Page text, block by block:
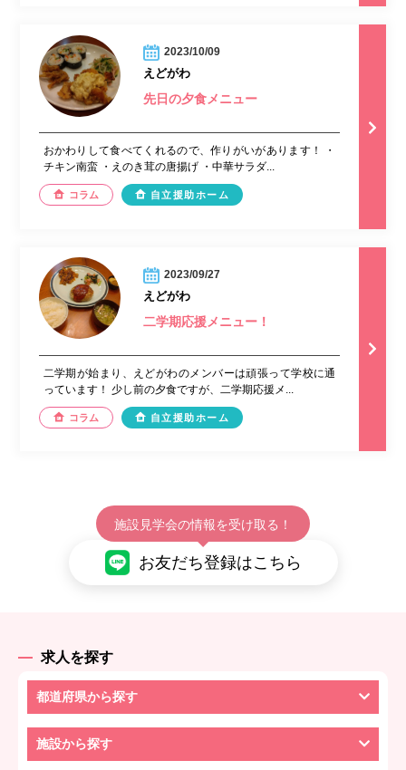
2023/10/09
えどがわ
先日の夕食メニュー
おかわりして食べてくれるので、作りがいがあります！ ・
チキン南蛮 ・えのき茸の唐揚げ ・中華サラダ...
コラム 自立援助ホーム
2023/09/27
えどがわ
二学期応援メニュー！
二学期が始まり、えどがわのメンバーは頑張って学校に通
っています！ 少し前の夕食ですが、二学期応援メ...
コラム 自立援助ホーム
施設見学会の情報を受け取る！
お友だち登録はこちら
求人を探す
都道府県から探す
施設から探す